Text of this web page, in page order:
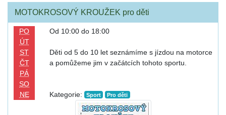
MOTOKROSOVÝ KROUŽEK pro děti
PO
ÚT
ST
ČT
PÁ
SO
NE
Od 10:00 do 18:00
Děti od 5 do 10 let seznámíme s jízdou na motorce
a pomůžeme jim v začátcích tohoto sportu.
Kategorie: Sport Pro děti